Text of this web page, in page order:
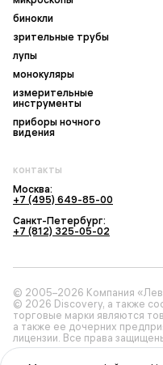
бинокли
зрительные трубы
лупы
монокуляры
измерительные
инструменты
приборы ночного
видения
контакты
Москва:
+7 (495) 649-85-00
Санкт-Петербург:
+7 (812) 325-05-02
© 2005–2026 Компания
© 2026 Discovery, а также
торговые марки являются
а также ее дочерних
лицензии. Все права